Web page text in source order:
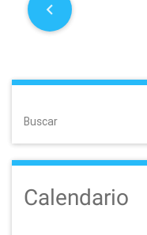
P
s
n
a
v
Buscar
Calendario